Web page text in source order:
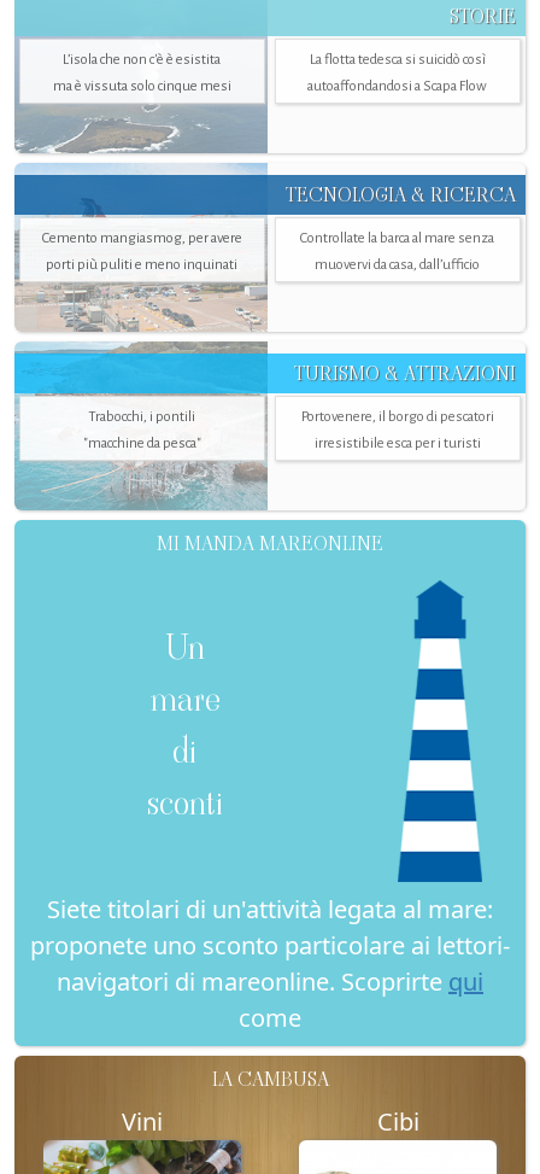
STORIE
L’isola che non c'è è esistita
ma è vissuta solo cinque mesi
La flotta tedesca si suicidò così
autoaffondandosi a Scapa Flow
TECNOLOGIA & RICERCA
Cemento mangiasmog, per avere
porti più puliti e meno inquinati
Controllate la barca al mare senza
muovervi da casa, dall’ufficio
TURISMO & ATTRAZIONI
Trabocchi, i pontili
"macchine da pesca"
Portovenere, il borgo di pescatori
irresistibile esca per i turisti
MI MANDA MAREONLINE
Un
mare
di
sconti
Siete titolari di un'attività legata al mare:
proponete uno sconto particolare ai lettori-
navigatori di mareonline. Scoprirte qui
come
LA CAMBUSA
Vini Cibi